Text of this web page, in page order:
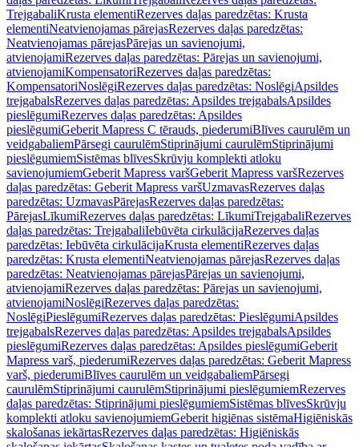
TrejgabaliKrusta elementiRezerves daļas paredzētas: Krusta
elementiNeatvienojamas pārejasRezerves daļas paredzētas:
Neatvienojamas pārejasPārejas un savienojumi,
atvienojamiRezerves daļas paredzētas: Pārejas un savienojumi,
atvienojamiKompensatoriRezerves daļas paredzētas:
KompensatoriNoslēgiRezerves daļas paredzētas: NoslēgiApsildes
trejgabalsRezerves daļas paredzētas: Apsildes trejgabalsApsildes
pieslēgumiRezerves daļas paredzētas: Apsildes
pieslēgumiGeberit Mapress C tērauds, piederumiBlīves caurulēm un
veidgabaliemPārsegi caurulēmStiprinājumi caurulēmStiprinājumi
pieslēgumiemSistēmas blīvesSkrūvju komplekti atloku
savienojumiemGeberit Mapress varšGeberit Mapress varšRezerves
daļas paredzētas: Geberit Mapress varšUzmavasRezerves daļas
paredzētas: UzmavasPārejasRezerves daļas paredzētas:
PārejasLīkumiRezerves daļas paredzētas: LīkumiTrejgabaliRezerves
daļas paredzētas: TrejgabaliIebūvēta cirkulācijaRezerves daļas
paredzētas: Iebūvēta cirkulācijaKrusta elementiRezerves daļas
paredzētas: Krusta elementiNeatvienojamas pārejasRezerves daļas
paredzētas: Neatvienojamas pārejasPārejas un savienojumi,
atvienojamiRezerves daļas paredzētas: Pārejas un savienojumi,
atvienojamiNoslēgiRezerves daļas paredzētas:
NoslēgiPieslēgumiRezerves daļas paredzētas: PieslēgumiApsildes
trejgabalsRezerves daļas paredzētas: Apsildes trejgabalsApsildes
pieslēgumiRezerves daļas paredzētas: Apsildes pieslēgumiGeberit
Mapress varš, piederumiRezerves daļas paredzētas: Geberit Mapress
varš, piederumiBlīves caurulēm un veidgabaliemPārsegi
caurulēmStiprinājumi caurulēmStiprinājumi pieslēgumiemRezerves
daļas paredzētas: Stiprinājumi pieslēgumiemSistēmas blīvesSkrūvju
komplekti atloku savienojumiemGeberit higiēnas sistēmaHigiēniskās
skalošanas iekārtasRezerves daļas paredzētas: Higiēniskās